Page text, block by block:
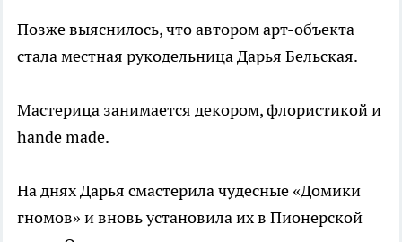
Позже выяснилось, что автором арт-объекта
стала местная рукодельница Дарья Бельская.
Мастерица занимается декором, флористикой и
hande made.
На днях Дарья смастерила чудесные «Домики
гномов» и вновь установила их в Пионерской